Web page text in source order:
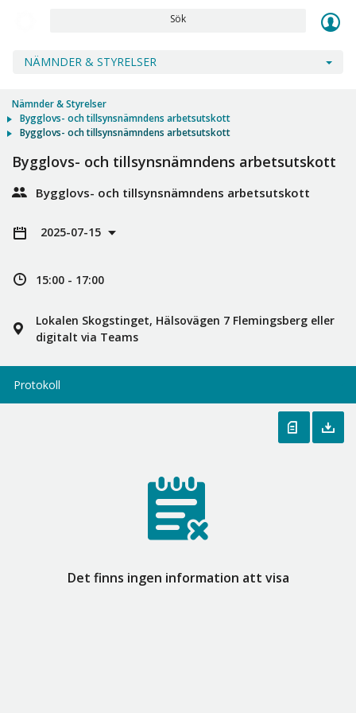
Sök
NÄMNDER & STYRELSER
Nämnder & Styrelser
Bygglovs- och tillsynsnämndens arbetsutskott
Bygglovs- och tillsynsnämndens arbetsutskott
Bygglovs- och tillsynsnämndens arbetsutskott
Bygglovs- och tillsynsnämndens arbetsutskott
2025-07-15
15:00 - 17:00
Lokalen Skogstinget, Hälsovägen 7 Flemingsberg eller
digitalt via Teams
Protokoll
Det finns ingen information att visa